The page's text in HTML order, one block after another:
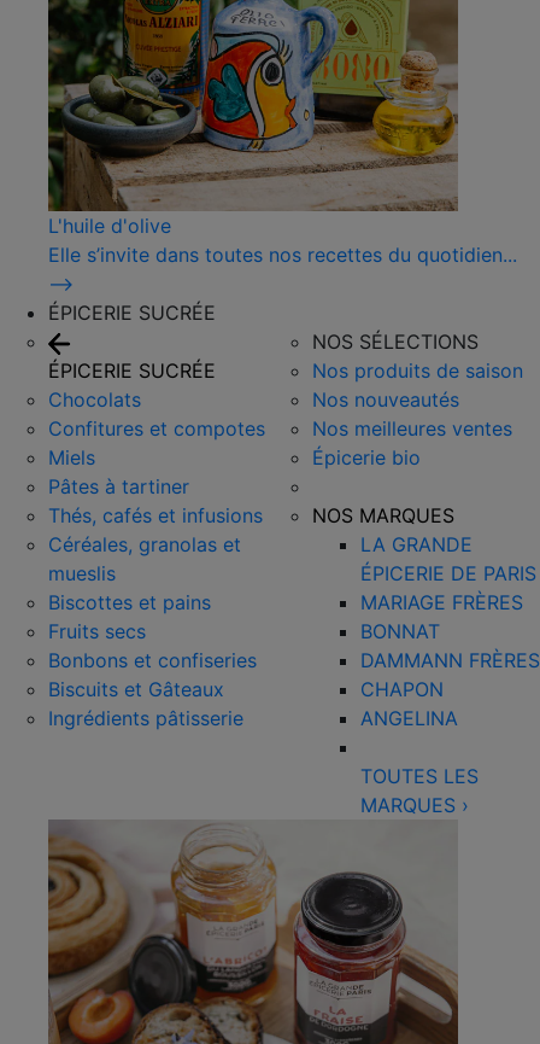
L'huile d'olive
Elle s’invite dans toutes nos recettes du quotidien...
⟶
ÉPICERIE SUCRÉE
ÉPICERIE SUCRÉE
Chocolats
Confitures et compotes
Miels
Pâtes à tartiner
Thés, cafés et infusions
Céréales, granolas et
mueslis
Biscottes et pains
Fruits secs
Bonbons et confiseries
Biscuits et Gâteaux
Ingrédients pâtisserie
NOS SÉLECTIONS
Nos produits de saison
Nos nouveautés
Nos meilleures ventes
Épicerie bio
NOS MARQUES
LA GRANDE
ÉPICERIE DE PARIS
MARIAGE FRÈRES
BONNAT
DAMMANN FRÈRES
CHAPON
ANGELINA
TOUTES LES
MARQUES ›